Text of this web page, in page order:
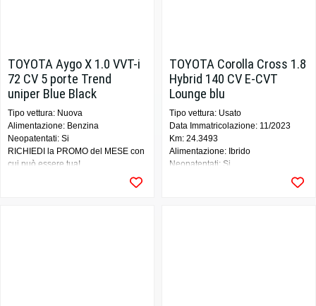
TOYOTA Aygo X 1.0 VVT-i
72 CV 5 porte Trend
uniper Blue Black
Tipo vettura: Nuova
Alimentazione: Benzina
Neopatentati: Si
RICHIEDI la PROMO del MESE con
cui può essere tua!
TOYOTA Corolla Cross 1.8
Hybrid 140 CV E-CVT
Lounge blu
Tipo vettura: Usato
Data Immatricolazione: 11/2023
Km: 24.3493
Alimentazione: Ibrido
Neopatentati: Si
Prezzo promo con Rottamazione